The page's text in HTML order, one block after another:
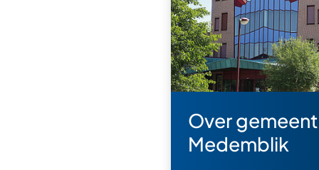
Over
Medemblik